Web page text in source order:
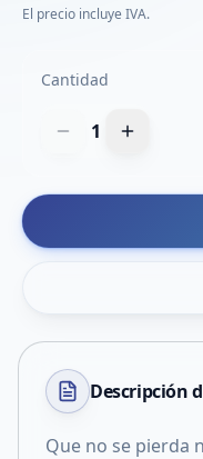
El precio incluye IVA.
Cantidad
1
Descripción
Que no se pierda